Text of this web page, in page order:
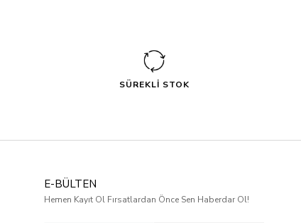
SÜREKLİ STOK
E-BÜLTEN
Hemen Kayıt Ol Fırsatlardan Önce Sen Haberdar Ol!